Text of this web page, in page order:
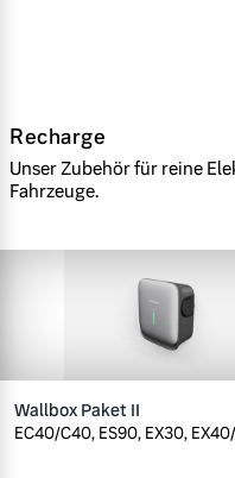
Recharge
Unser Zubehör für reine
Fahrzeuge.
Wallbox Paket II
EC40/C40, ES90, EX30,